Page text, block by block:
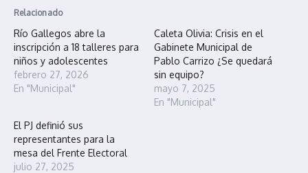
Relacionado
Río Gallegos abre la
inscripción a 18 talleres para
niños y adolescentes
febrero 27, 2026
En "Municipal"
Caleta Olivia: Crisis en el
Gabinete Municipal de
Pablo Carrizo ¿Se quedará
sin equipo?
mayo 7, 2025
En "Municipal"
El PJ definió sus
representantes para la
mesa del Frente Electoral
julio 27, 2025